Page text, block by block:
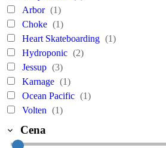
Arbor (1)
Choke (1)
Heart Skateboarding (1)
Hydroponic (2)
Jessup (3)
Karnage (1)
Ocean Pacific (1)
Volten (1)
Cena